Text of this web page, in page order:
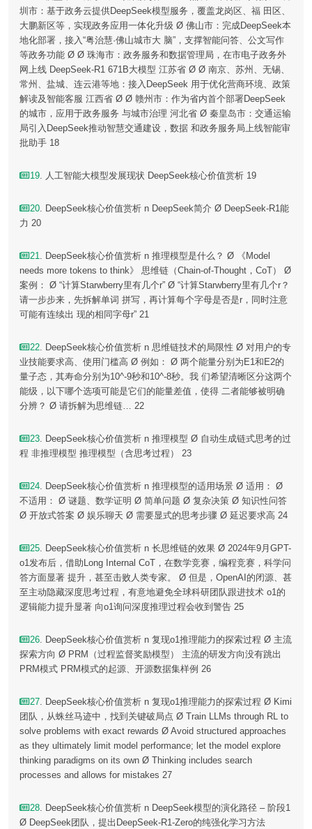
圳市：基于政务云提供DeepSeek模型服务，覆盖龙岗区、福 田区、
大鹏新区等，实现政务应用一体化升级 Ø 佛山市：完成DeepSeek本
地化部署，接入“粤治慧·佛山城市大 脑”，支撑智能问答、公文写作
等政务功能 Ø Ø 珠海市：政务服务和数据管理局，在市电子政务外
网上线 DeepSeek-R1 671B大模型 江苏省 Ø Ø 南京、苏州、无锡、
常州、盐城、连云港等地：接入DeepSeek 用于优化营商环境、政策
解读及智能客服 江西省 Ø Ø 赣州市：作为省内首个部署DeepSeek
的城市，应用于政务服务 与城市治理 河北省 Ø 秦皇岛市：交通运输
局引入DeepSeek推动智慧交通建设，数据 和政务服务局上线智能审
批助手 18
19. 人工智能大模型发展现状 DeepSeek核心价值赏析 19
20. DeepSeek核心价值赏析 n DeepSeek简介 Ø DeepSeek-R1能
力 20
21. DeepSeek核心价值赏析 n 推理模型是什么？ Ø 《Model
needs more tokens to think》 思维链（Chain-of-Thought，CoT） Ø
案例： Ø “计算Starwberry里有几个r” Ø “计算Starwberry里有几个r？
请一步步来，先拆解单词 拼写，再计算每个字母是否是r，同时注意
可能有连续出 现的相同字母r” 21
22. DeepSeek核心价值赏析 n 思维链技术的局限性 Ø 对用户的专
业技能要求高、使用门槛高 Ø 例如： Ø 两个能量分别为E1和E2的
量子态，其寿命分别为10^-9秒和10^-8秒。我 们希望清晰区分这两个
能级，以下哪个选项可能是它们的能量差值，使得 二者能够被明确
分辨？ Ø 请拆解为思维链… 22
23. DeepSeek核心价值赏析 n 推理模型 Ø 自动生成链式思考的过
程 非推理模型 推理模型（含思考过程） 23
24. DeepSeek核心价值赏析 n 推理模型的适用场景 Ø 适用： Ø
不适用： Ø 谜题、数学证明 Ø 简单问题 Ø 复杂决策 Ø 知识性问答
Ø 开放式答案 Ø 娱乐聊天 Ø 需要显式的思考步骤 Ø 延迟要求高 24
25. DeepSeek核心价值赏析 n 长思维链的效果 Ø 2024年9月GPT-
o1发布后，借助Long Internal CoT，在数学竞赛，编程竞赛，科学问
答方面显著 提升，甚至击败人类专家。 Ø 但是，OpenAI的闭源、甚
至主动隐藏深度思考过程，有意地避免全球科研团队跟进技术 o1的
逻辑能力提升显著 向o1询问深度推理过程会收到警告 25
26. DeepSeek核心价值赏析 n 复现o1推理能力的探索过程 Ø 主流
探索方向 Ø PRM（过程监督奖励模型） 主流的研发方向没有跳出
PRM模式 PRM模式的起源、开源数据集样例 26
27. DeepSeek核心价值赏析 n 复现o1推理能力的探索过程 Ø Kimi
团队，从蛛丝马迹中，找到关键破局点 Ø Train LLMs through RL to
solve problems with exact rewards Ø Avoid structured approaches
as they ultimately limit model performance; let the model explore
thinking paradigms on its own Ø Thinking includes search
processes and allows for mistakes 27
28. DeepSeek核心价值赏析 n DeepSeek模型的演化路径 – 阶段1
Ø DeepSeek团队，提出DeepSeek-R1-Zero的纯强化学习方法